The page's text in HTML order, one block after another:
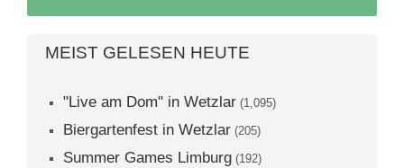
MEIST GELESEN HEUTE
"Live am Dom" in Wetzlar (1,095)
Biergartenfest in Wetzlar (205)
Summer Games Limburg (192)